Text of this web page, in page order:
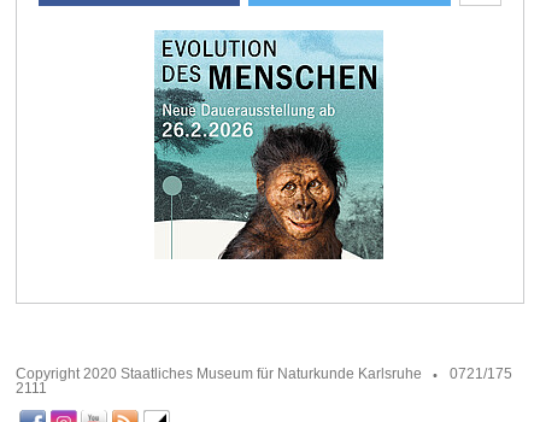
Copyright 2020 Staatliches Museum für Naturkunde Karlsruhe
0721/175
2111